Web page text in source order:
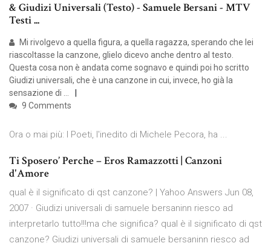
& Giudizi Universali (Testo) - Samuele Bersani - MTV
Testi ...
Mi rivolgevo a quella figura, a quella ragazza, sperando che lei
riascoltasse la canzone, glielo dicevo anche dentro al testo.
Questa cosa non è andata come sognavo e quindi poi ho scritto
Giudizi universali, che è una canzone in cui, invece, ho già la
sensazione di …
9 Comments
Ora o mai più: I Poeti, l'inedito di Michele Pecora, ha ...
Ti Sposero’ Perche – Eros Ramazzotti | Canzoni
d'Amore
qual è il significato di qst canzone? | Yahoo Answers Jun 08,
2007 · Giudizi universali di samuele bersaninn riesco ad
interpretarlo tutto!!!ma che significa? qual è il significato di qst
canzone? Giudizi universali di samuele bersaninn riesco ad